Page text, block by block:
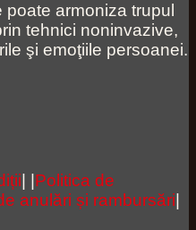
armoniza trupul
tehnici noninvazive,
şi emoţiile persoanei.
| |Politica de
anulări și rambursări|